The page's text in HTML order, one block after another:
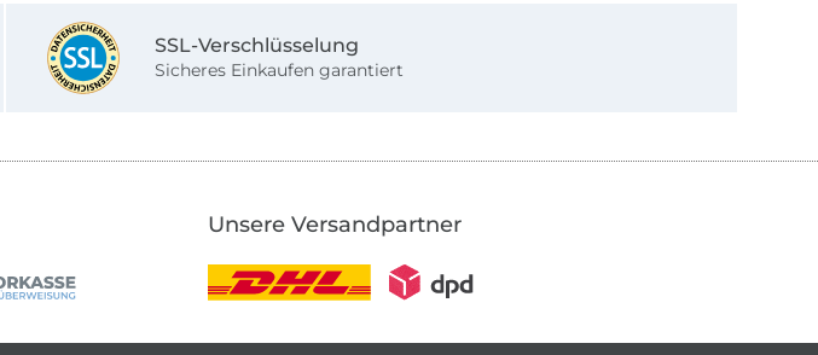
SSL-Verschlüsselung
Sicheres Einkaufen garantiert
Unsere Versandpartner